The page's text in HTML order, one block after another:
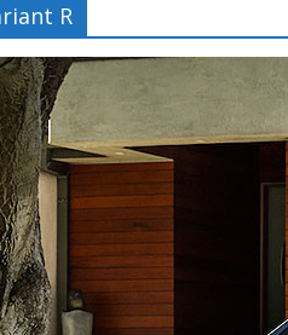
R
Varios
su
con movilidad
y conectada